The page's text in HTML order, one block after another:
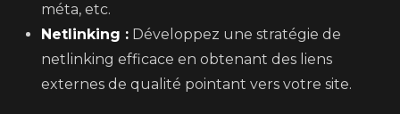
méta, etc.
Netlinking : Développez une stratégie de
netlinking efficace en obtenant des liens
externes de qualité pointant vers votre site.